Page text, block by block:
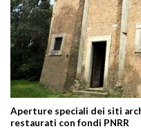
Aperture speciali dei siti
restaurati con fondi PNRR